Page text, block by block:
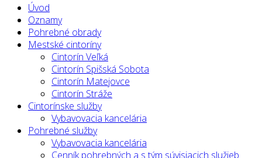
Úvod
Oznamy
Pohrebné obrady
Mestské cintoríny
Cintorín Veľká
Cintorín Spišská Sobota
Cintorín Matejovce
Cintorín Stráže
Cintorínske služby
Vybavovacia kancelária
Pohrebné služby
Vybavovacia kancelária
Cenník pohrebných a s tým súvisiacich služieb